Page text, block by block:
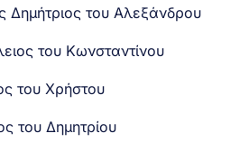
Δημήτριος του Αλεξάνδρου
του Κωνσταντίνου
του Χρήστου
του Δημητρίου